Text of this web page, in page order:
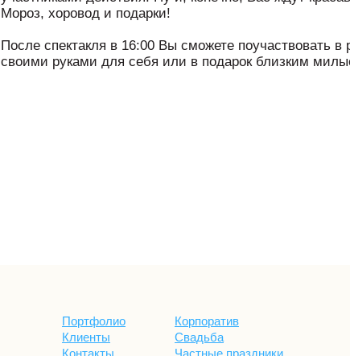
Мороз, хоровод и подарки!
После спектакля в 16:00 Вы сможете поучаствовать
своими руками для себя или в подарок близким
Портфолио
Клиенты
Контакты
Корпоратив
Свадьба
Частные праздники